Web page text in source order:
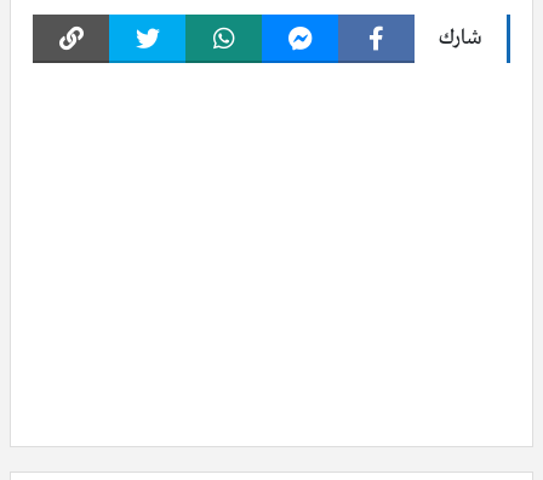
شارك